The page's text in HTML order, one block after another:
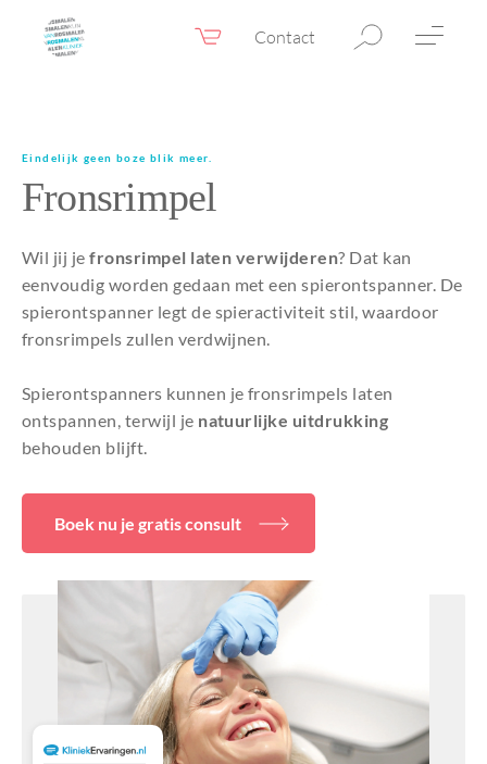
Contact
Webshop NL
Huidtherapie
Chirurgie
Confidence Booster®
Tarieven
Blogs
Eindelijk geen boze blik meer.
Fronsrimpel
Wil jij jefronsrimpel laten verwijderen? Dat kan
eenvoudig worden gedaan met een spierontspanner. De
spierontspanner legt de spieractiviteit stil, waardoor
fronsrimpels zullen verdwijnen.
Spierontspanners kunnen je fronsrimpels laten
ontspannen, terwijl je natuurlijke uitdrukking
behouden blijft.
Boek nu je gratis consult